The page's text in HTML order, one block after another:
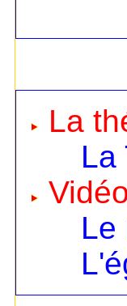
La
La
Le